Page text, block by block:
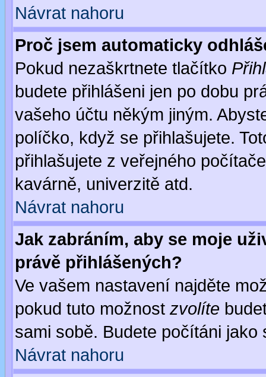
Návrat nahoru
Proč jsem automaticky
Pokud nezaškrtnete tlačítko
budete přihlášeni jen po dobu
vašeho účtu někým jiným.
políčko, když se přihlašujete.
přihlašujete z veřejného
kavárně, univerzitě atd.
Návrat nahoru
Jak zabráním, aby se moje
právě přihlášených?
Ve vašem nastavení najděte
pokud tuto možnost zvolíte
sami sobě. Budete počítáni jako
Návrat nahoru